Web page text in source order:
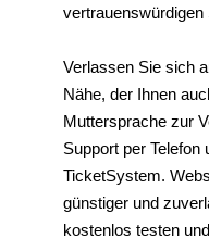
vertrauenswürdigen
Verlassen Sie sich
Nähe, der Ihnen
Muttersprache zur
Support per Telefon
TicketSystem.
günstiger und
kostenlos testen